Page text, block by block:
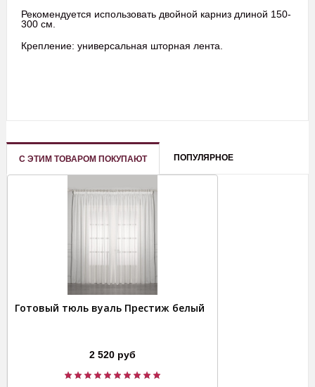
Рекомендуется использовать двойной карниз длиной 150-
300 см.
Крепление: универсальная шторная лента.
С ЭТИМ ТОВАРОМ ПОКУПАЮТ ПОПУЛЯРНОЕ
Готовый тюль вуаль Престиж белый
2 520 руб